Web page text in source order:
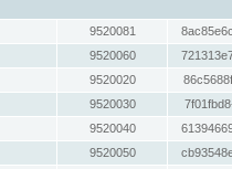
9520081
9520060
9520020
9520030
9520040
9520050